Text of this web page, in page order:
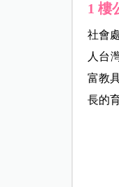
1 樓
社會
人台
富教
長的